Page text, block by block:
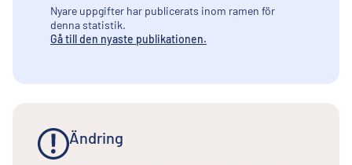
Nyare uppgifter har publicerats inom ramen för
denna statistik.
Gå till den nyaste publikationen.
Ändring